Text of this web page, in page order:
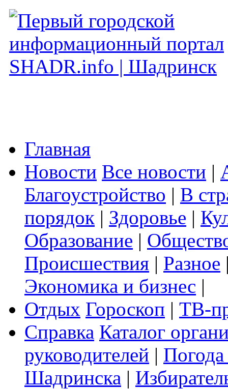
Главная
Новости Все новости |
Благоустройство | В
порядок | Здоровье |
Образование |
Происшествия | Разное
Экономика и бизнес |
Отдых Гороскоп | ТВ-
Справка Каталог
руководителей |
Шадринска |